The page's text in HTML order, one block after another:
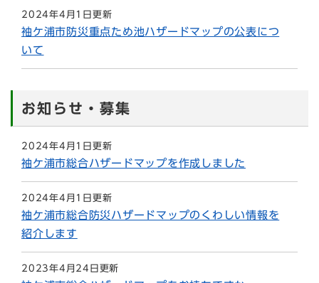
2024年4月1日更新
袖ケ浦市防災重点ため池ハザードマップの公表につ
いて
お知らせ・募集
2024年4月1日更新
袖ケ浦市総合ハザードマップを作成しました
2024年4月1日更新
袖ケ浦市総合防災ハザードマップのくわしい情報を
紹介します
2023年4月24日更新